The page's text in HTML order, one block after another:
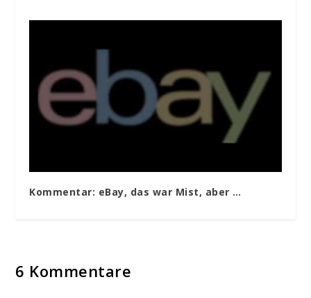
Kommentar: eBay, das war Mist, aber …
6 Kommentare